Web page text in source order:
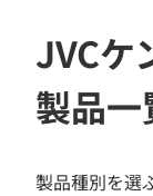
JVCケ
製品一
製品種別を選